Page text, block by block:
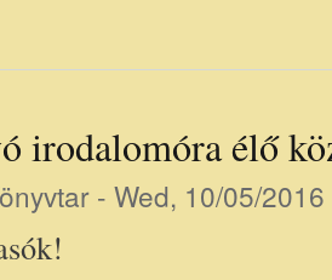
irodalomóra élő
- Wed, 10/05/